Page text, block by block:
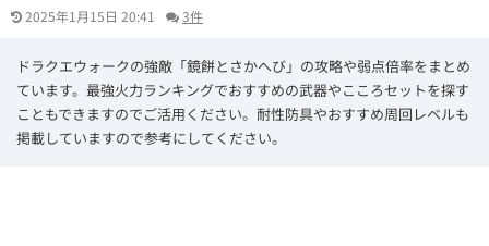
2025年1月15日 20:41 3件
ドラクエウォークの強敵「鏡餅とさかへび」の攻略や弱点倍率をまとめ
ています。最強火力ランキングでおすすめの武器やこころセットを探す
こともできますのでご活用ください。耐性防具やおすすめ周回レベルも
掲載していますので参考にしてください。